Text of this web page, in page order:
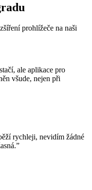
prohlížeče na naši
ale aplikace pro
všude, nejen při
rychleji, nevidím žádné
”